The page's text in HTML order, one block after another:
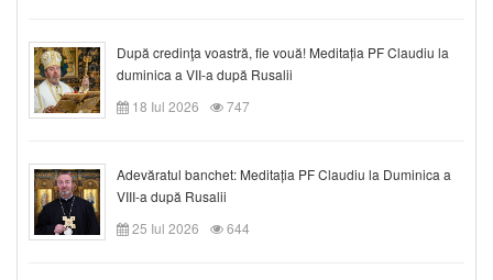
După credinţa voastră, fie vouă! Meditația PF Claudiu la
duminica a VII-a după Rusalii
18 Iul 2026
747
Adevăratul banchet: Meditația PF Claudiu la Duminica a
VIII-a după Rusalii
25 Iul 2026
644